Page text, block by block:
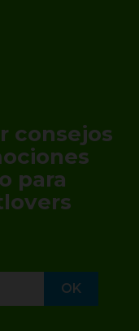
consejos
para